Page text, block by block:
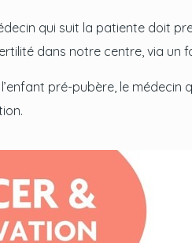
qui suit la patiente doit
dans notre centre, via un
pré-pubère, le